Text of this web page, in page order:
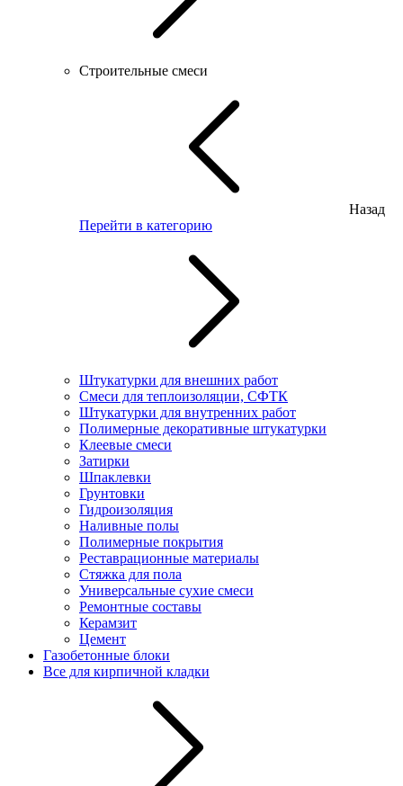
Строительные смеси
Назад
Перейти в категорию
Штукатурки для внешних работ
Смеси для теплоизоляции, СФТК
Штукатурки для внутренних работ
Полимерные декоративные штукатурки
Клеевые смеси
Затирки
Шпаклевки
Грунтовки
Гидроизоляция
Наливные полы
Полимерные покрытия
Реставрационные материалы
Стяжка для пола
Универсальные сухие смеси
Ремонтные составы
Керамзит
Цемент
Газобетонные блоки
Все для кирпичной кладки